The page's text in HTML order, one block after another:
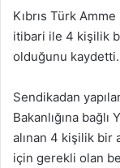
Kıbrıs Türk
itibari ile 4 kişilik
olduğunu kaydetti.
Sendikadan
Bakanlığına bağlı
alınan 4 kişilik bir
için gerekli olan